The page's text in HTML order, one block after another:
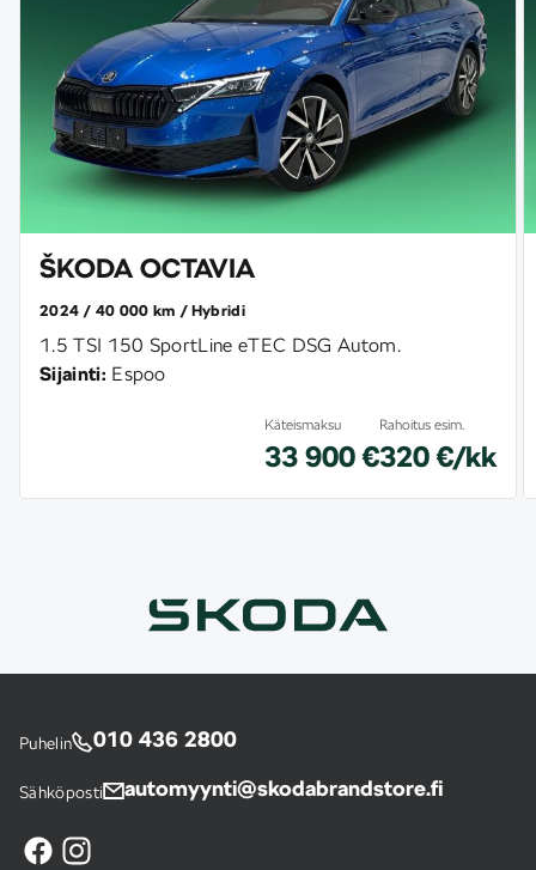
ŠKODA OCTAVIA
2024 40 000 km Hybridi
1.5 TSI 150 SportLine eTEC DSG Autom.
Sijainti: Espoo
Käteismaksu
33 900 €
Rahoitus esim.
320 €/kk
Puhelin 010 436 2800
Sähköposti automyynti@skodabrandstore.fi